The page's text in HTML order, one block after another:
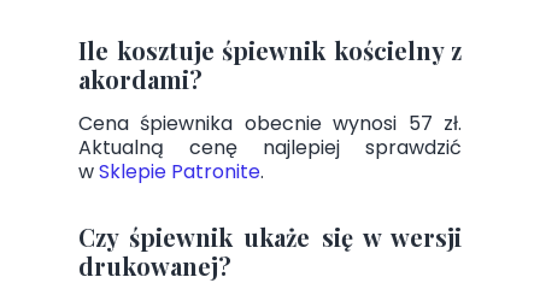
Ile kosztuje śpiewnik kościelny z
akordami?
Cena śpiewnika obecnie wynosi 57 zł.
Aktualną cenę najlepiej sprawdzić
wSklepie Patronite.
Czy śpiewnik ukaże się w wersji
drukowanej?